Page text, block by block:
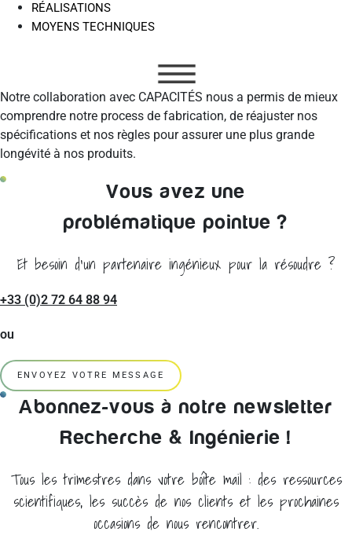
RÉALISATIONS
MOYENS TECHNIQUES
Notre collaboration avec CAPACITÉS nous a permis de mieux
comprendre notre process de fabrication, de réajuster nos
spécifications et nos règles pour assurer une plus grande
longévité à nos produits.
Vous avez une
problématique pointue ?
Et besoin d'un partenaire ingénieux pour la résoudre ?
+33 (0)2 72 64 88 94
ou
ENVOYEZ VOTRE MESSAGE
Abonnez-vous à notre newsletter
Recherche & Ingénierie !
Tous les trimestres dans votre boîte mail : des ressources
scientifiques, les succès de nos clients et les prochaines
occasions de nous rencontrer.